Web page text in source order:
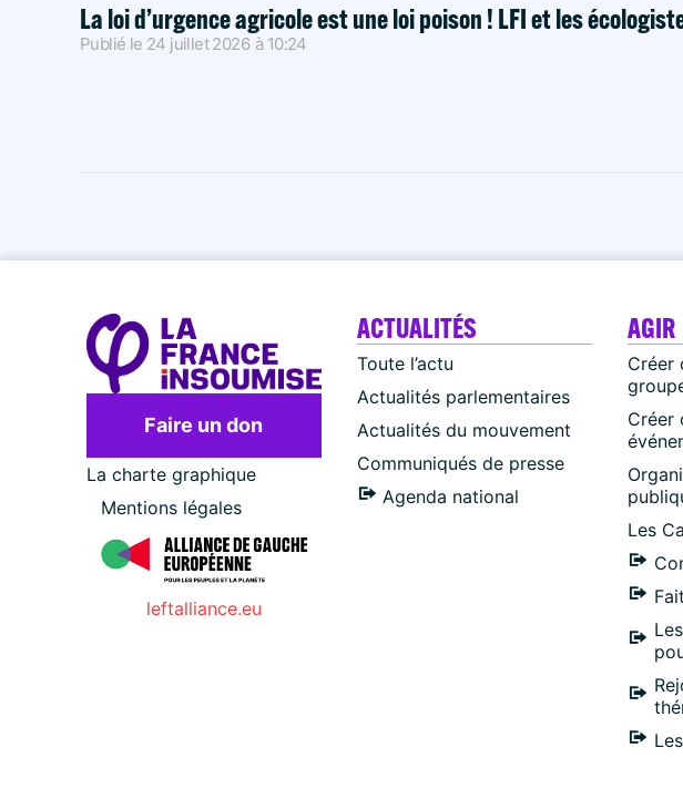
La loi d’urgence agricole est une loi poison ! LFI et les
Publié le 24 juillet 2026 à 10:24
Faire un don
La charte graphique
Mentions légales
leftalliance.eu
ACTUALITÉS
Toute l’actu
Actualités parlementaires
Actualités du mouvement
Communiqués de presse
Agenda national
AGIR
Créer
Créer
Les